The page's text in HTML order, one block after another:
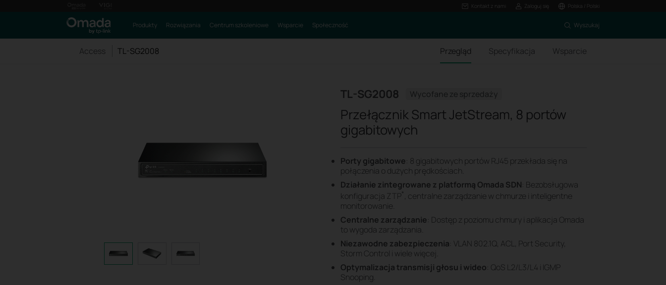
Kontakt z nami Zaloguj się Polska / Polski
Produkty Rozwiązania Centrum szkoleniowe Wsparcie Społeczność Wyszukaj
Access TL-SG2008 Przegląd Specyfikacja Wsparcie
TL-SG2008 Wycofane ze sprzedaży
Przełącznik Smart JetStream, 8 portów
gigabitowych
Porty gigabitowe: 8 gigabitowych portów RJ45 przekłada się na
połączenia o dużych prędkościach.
Działanie zintegrowane z platformą Omada SDN: Bezobsługowa
konfiguracja ZTP*, centralne zarządzanie w chmurze i inteligentne
monitorowanie.
Centralne zarządzanie: Dostęp z poziomu chmury i aplikacja Omada
to wygoda zarządzania.
Niezawodne zabezpieczenia: VLAN 802.1Q, ACL, Port Security,
Storm Control i wiele więcej.
Optymalizacja transmisji głosu i wideo: QoS L2/L3/L4 i IGMP
Snooping.